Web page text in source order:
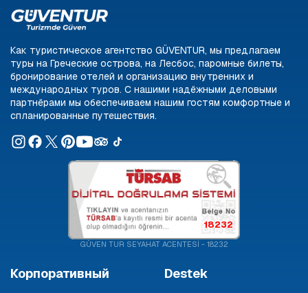
Как туристическое агентство GÜVENTUR, мы предлагаем
туры на Греческие острова, на Лесбос, паромные билеты,
бронирование отелей и организацию внутренних и
международных туров. С нашими надёжными деловыми
партнёрами мы обеспечиваем нашим гостям комфортные и
спланированные путешествия.
18232
GÜVEN TUR SEYAHAT ACENTESİ - 18232
Корпоративный Destek